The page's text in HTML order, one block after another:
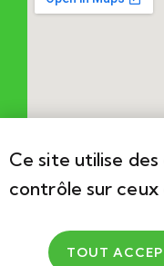
Ce site utilise
contrôle sur
TOUT